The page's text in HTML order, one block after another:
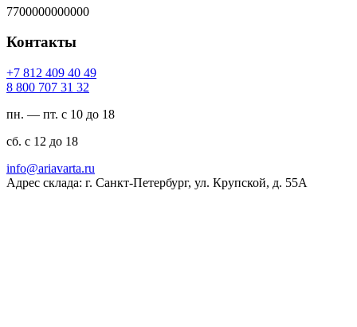
7700000000000
Контакты
94 04 904 218 7+
23 13 707 008 8
пн. — пт. с 10 до 18
сб. с 12 до 18
ur.atravaira@ofni
Адрес склада: г. Санкт-Петербург, ул. Крупской, д. 55А